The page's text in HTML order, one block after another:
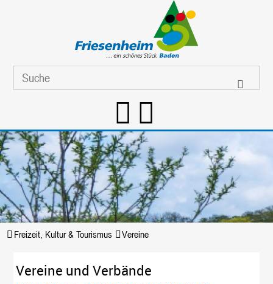
Freizeit, Kultur & Tourismus Vereine
Vereine und Verbände